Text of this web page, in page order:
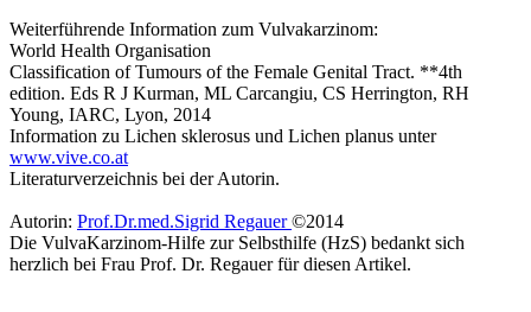
Weiterführende Information zum Vulvakarzinom:
World Health Organisation
Classification of Tumours of the Female Genital Tract. **4th
edition. Eds R J Kurman, ML Carcangiu, CS Herrington, RH
Young, IARC, Lyon, 2014
Information zu Lichen sklerosus und Lichen planus unter
www.vive.co.at
Literaturverzeichnis bei der Autorin.
Autorin: Prof.Dr.med.Sigrid Regauer©2014
Die VulvaKarzinom-Hilfe zur Selbsthilfe (HzS) bedankt sich
herzlich bei Frau Prof. Dr. Regauer für diesen Artikel.